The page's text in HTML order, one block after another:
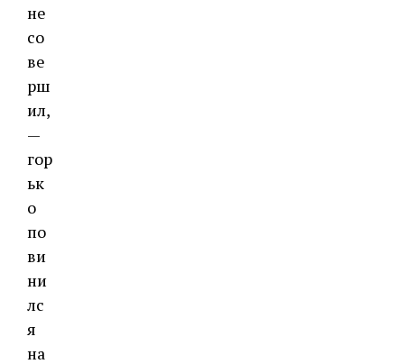
не
со
ве
рш
ил,
—
гор
ьк
о
по
ви
ни
лс
я
на